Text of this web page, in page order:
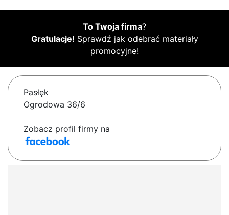
To Twoja firma?
Gratulacje! Sprawdź jak odebrać materiały
promocyjne!
Pasłęk
Ogrodowa 36/6
Zobacz profil firmy na